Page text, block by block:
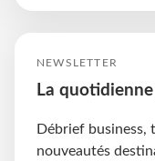
NEWSLETTER
La
Débrief business,
nouveautés